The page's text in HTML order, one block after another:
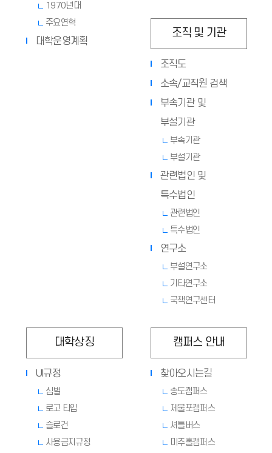
1970년대
주요연혁
대학운영계획
조직 및 기관
조직도
소속/교직원 검색
부속기관 및
부설기관
부속기관
부설기관
관련법인 및
특수법인
관련법인
특수법인
연구소
부설연구소
기타연구소
국책연구센터
대학상징
UI규정
심벌
로고 타입
슬로건
사용금지규정
캠퍼스 안내
찾아오시는길
송도캠퍼스
제물포캠퍼스
셔틀버스
미추홀캠퍼스